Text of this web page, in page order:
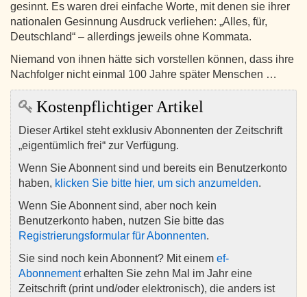
gesinnt. Es waren drei einfache Worte, mit denen sie ihrer
nationalen Gesinnung Ausdruck verliehen: „Alles, für,
Deutschland“ – allerdings jeweils ohne Kommata.
Niemand von ihnen hätte sich vorstellen können, dass ihre
Nachfolger nicht einmal 100 Jahre später Menschen …
Kostenpflichtiger Artikel
Dieser Artikel steht exklusiv Abonnenten der Zeitschrift
„eigentümlich frei“ zur Verfügung.
Wenn Sie Abonnent sind und bereits ein Benutzerkonto
haben, klicken Sie bitte hier, um sich anzumelden.
Wenn Sie Abonnent sind, aber noch kein
Benutzerkonto haben, nutzen Sie bitte das
Registrierungsformular für Abonnenten.
Sie sind noch kein Abonnent? Mit einem ef-
Abonnementerhalten Sie zehn Mal im Jahr eine
Zeitschrift (print und/oder elektronisch), die anders ist